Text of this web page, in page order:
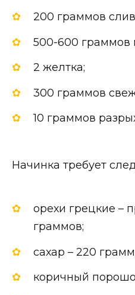
200 граммов
500-600 граммов
2 желтка;
300 граммов
10 граммов
Начинка требует
орехи грецкие –
граммов;
сахар – 220
коричный